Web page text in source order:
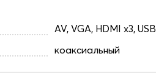
AV, VGA, HDMI x3, USB
коаксиальный